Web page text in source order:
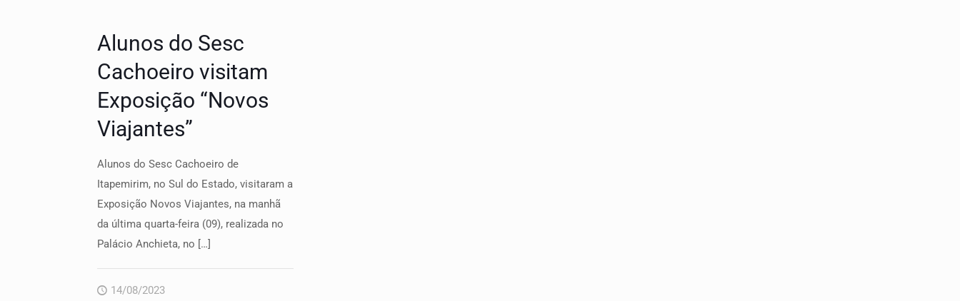
Alunos do Sesc
Cachoeiro visitam
Exposição “Novos
Viajantes”
Alunos do Sesc Cachoeiro de
Itapemirim, no Sul do Estado, visitaram a
Exposição Novos Viajantes, na manhã
da última quarta-feira (09), realizada no
Palácio Anchieta, no […]
14/08/2023